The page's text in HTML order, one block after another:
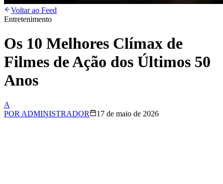
Voltar ao Feed
Entretenimento
Os 10 Melhores Clímax de
Filmes de Ação dos Últimos 50
Anos
A
POR ADMINISTRADOR 17 de maio de 2026